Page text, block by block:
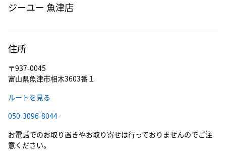
ジーユー 魚津店
住所
〒937-0045
富山県魚津市相木3603番１
ルートを見る
050-3096-8044
お電話でのお取り置きやお取り寄せは行っておりませんのでご注
意ください。